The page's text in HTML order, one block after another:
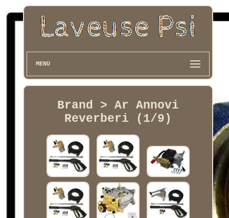
MENU
Brand > Ar Annovi
Reverberi (1/9)